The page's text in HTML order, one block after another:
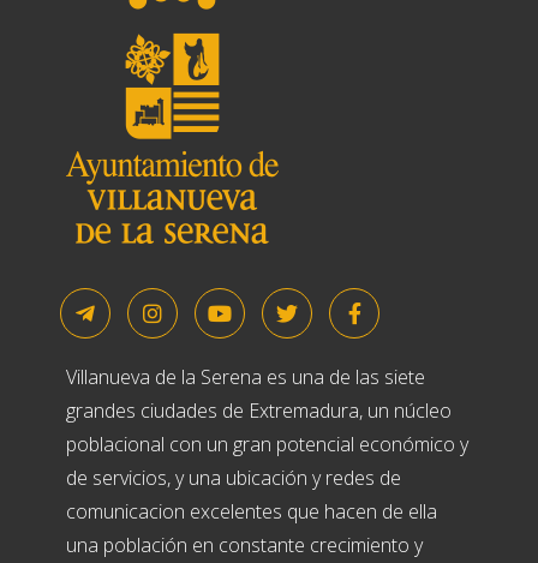
Villanueva de la Serena es una de las siete
grandes ciudades de Extremadura, un núcleo
poblacional con un gran potencial económico y
de servicios, y una ubicación y redes de
comunicacion excelentes que hacen de ella
una población en constante crecimiento y